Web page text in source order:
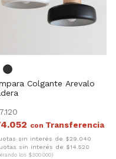
Colgante Arevalo
con
sin interés de $29.040
sin interés de $14.520
los $300.000)